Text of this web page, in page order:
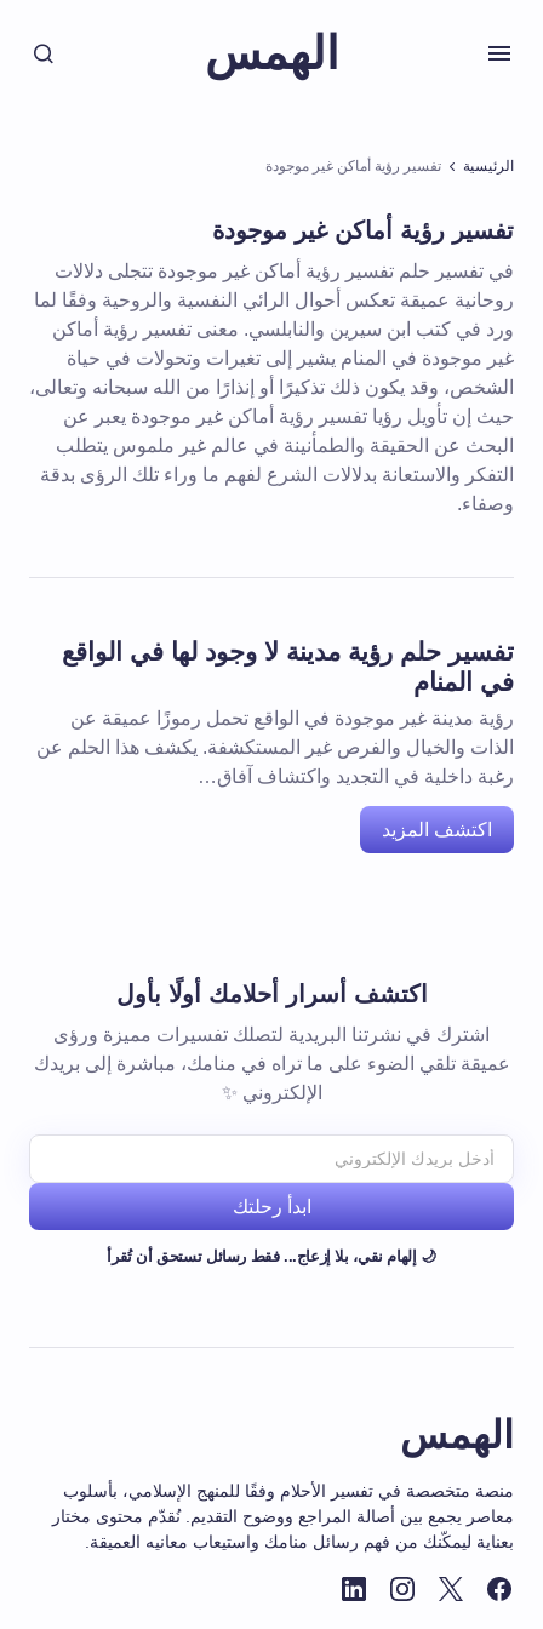
الهمس
الرئيسية تفسير رؤية أماكن غير موجودة
تفسير رؤية أماكن غير موجودة
في تفسير حلم تفسير رؤية أماكن غير موجودة تتجلى دلالات
روحانية عميقة تعكس أحوال الرائي النفسية والروحية وفقًا لما
ورد في كتب ابن سيرين والنابلسي. معنى تفسير رؤية أماكن
غير موجودة في المنام يشير إلى تغيرات وتحولات في حياة
الشخص، وقد يكون ذلك تذكيرًا أو إنذارًا من الله سبحانه وتعالى،
حيث إن تأويل رؤيا تفسير رؤية أماكن غير موجودة يعبر عن
البحث عن الحقيقة والطمأنينة في عالم غير ملموس يتطلب
التفكر والاستعانة بدلالات الشرع لفهم ما وراء تلك الرؤى بدقة
وصفاء.
تفسير حلم رؤية مدينة لا وجود لها في الواقع
في المنام
رؤية مدينة غير موجودة في الواقع تحمل رموزًا عميقة عن
الذات والخيال والفرص غير المستكشفة. يكشف هذا الحلم عن
رغبة داخلية في التجديد واكتشاف آفاق…
اكتشف المزيد
اكتشف أسرار أحلامك أولًا بأول
اشترك في نشرتنا البريدية لتصلك تفسيرات مميزة ورؤى
عميقة تلقي الضوء على ما تراه في منامك، مباشرة إلى بريدك
الإلكتروني ✨
ابدأ رحلتك
🌙 إلهام نقي، بلا إزعاج... فقط رسائل تستحق أن تُقرأ
الهمس
منصة متخصصة في تفسير الأحلام وفقًا للمنهج الإسلامي، بأسلوب
معاصر يجمع بين أصالة المراجع ووضوح التقديم. نُقدّم محتوى مختار
بعناية ليمكّنك من فهم رسائل منامك واستيعاب معانيه العميقة.